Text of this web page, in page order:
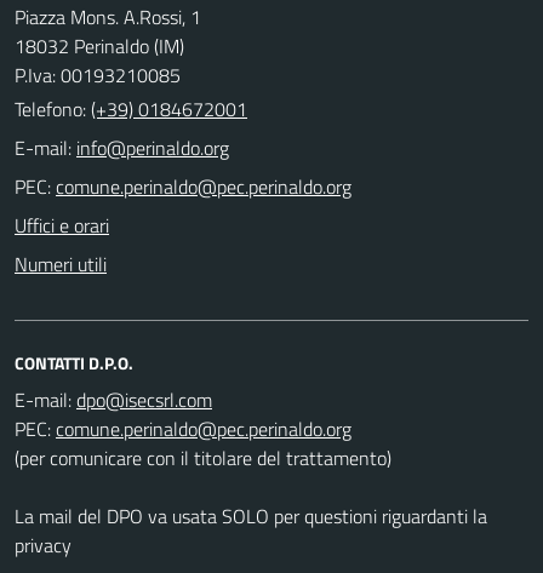
Piazza Mons. A.Rossi, 1
18032 Perinaldo (IM)
P.Iva: 00193210085
Telefono:(+39) 0184672001
E-mail:
PEC:
Uffici e orari
Numeri utili
CONTATTI D.P.O.
E-mail:
PEC:
(per comunicare con il titolare del trattamento)
La mail del DPO va usata SOLO per questioni riguardanti la
privacy